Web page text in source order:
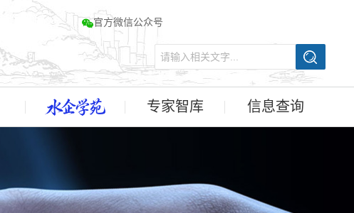
官方微信公众号
专家智库 信息查询